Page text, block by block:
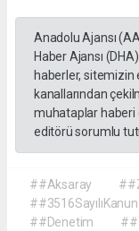
Anadolu Ajansı
Haber Ajansı
haberler,
kanallarından
muhataplar haberi
editörü sorumlu
##Aksaray
##3516SayılıKanun
##Denetim